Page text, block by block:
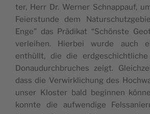
ter, Herr Dr. Wer­ner Sch­nap­pauf,
Feiers­tun­de dem
Enge” das Prä­di­kat “Schöns­te
ver­leihen. Hier­bei wur­de auch
enthüllt, die die
Donau­durch­bru­ches zeigt.
dass die Ver­wir­kli­chung des
unser Klos­ter bald begin­nen
konn­te die auf­wen­di­ge